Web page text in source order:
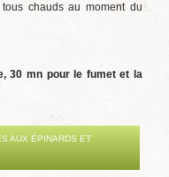
chauds au moment du
30 mn pour le fumet et la
AUX ÉPINARDS ET